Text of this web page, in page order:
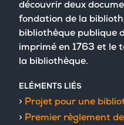
découvrir deux
fondation de la
bibliothèque publique
imprimé en 1763 et le
la bibliothèque.
ELÉMENTS LIÉS
Projet pour une
Premier règlement